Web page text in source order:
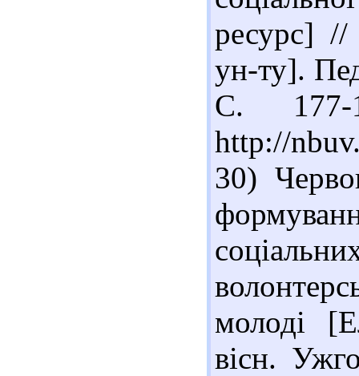
ресурс]
ун-ту].
С. 177-
http://
30)
молоді
вісн.